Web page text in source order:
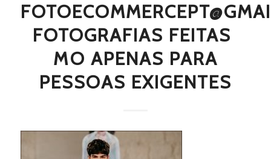
FOTOGRAFIAS FEITAS 
MO APENAS PARA
PESSOAS EXIGENTES